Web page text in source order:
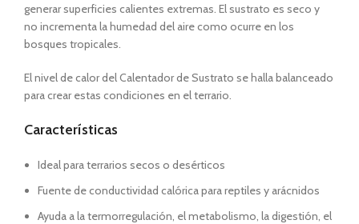
generar superficies calientes extremas. El sustrato es seco y
no incrementa la humedad del aire como ocurre en los
bosques tropicales.
El nivel de calor del Calentador de Sustrato se halla balanceado
para crear estas condiciones en el terrario.
Características
Ideal para terrarios secos o desérticos
Fuente de conductividad calórica para reptiles y arácnidos
Ayuda a la termorregulación, el metabolismo, la digestión, el